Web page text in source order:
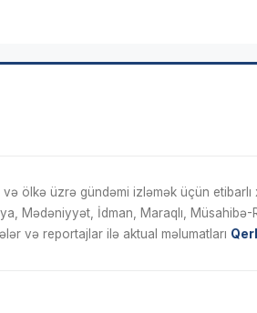
ölkə üzrə gündəmi izləmək üçün etibarlı
Mədəniyyət, İdman, Maraqlı,
və reportajlar ilə aktual məlumatları